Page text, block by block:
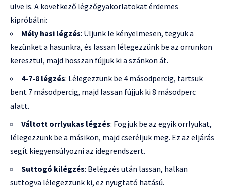
ülve is. A következő légzőgyakorlatokat érdemes
kipróbálni:
Mély hasi légzés: Üljünk le kényelmesen, tegyük a
kezünket a hasunkra, és lassan lélegezzünk be az orrunkon
keresztül, majd hosszan fújjuk ki a szánkon át.
4-7-8 légzés: Lélegezzünk be 4 másodpercig, tartsuk
bent 7 másodpercig, majd lassan fújjuk ki 8 másodperc
alatt.
Váltott orrlyukas légzés: Fogjuk be az egyik orrlyukat,
lélegezzünk be a másikon, majd cseréljük meg. Ez az eljárás
segít kiegyensúlyozni az idegrendszert.
Suttogó kilégzés: Belégzés után lassan, halkan
suttogva lélegezzünk ki, ez nyugtató hatású.